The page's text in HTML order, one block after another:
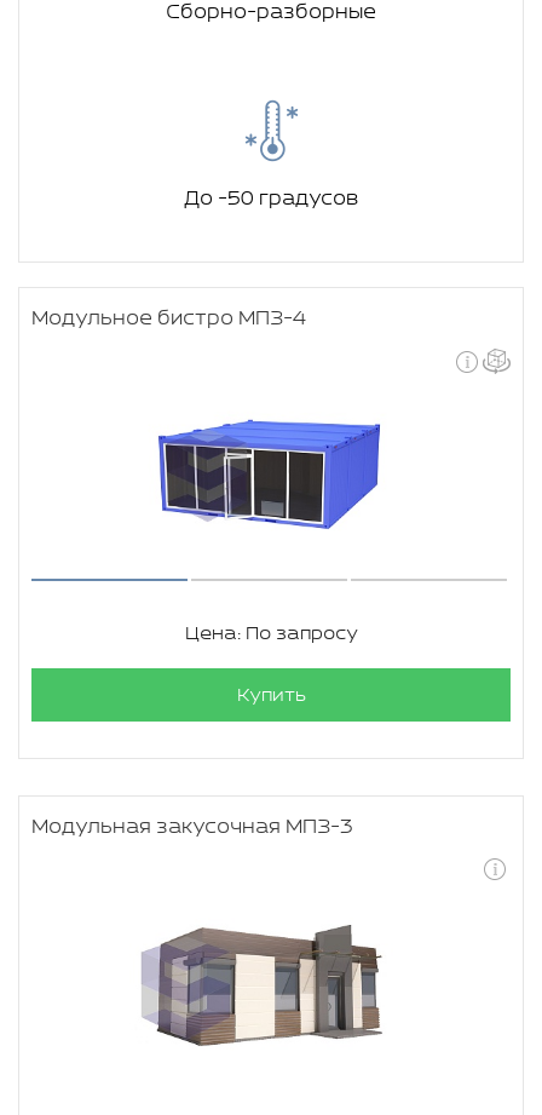
Сборно-разборные
До -50 градусов
Модульное бистро МПЗ-4
Цена: По запросу
Купить
Модульная закусочная МПЗ-3